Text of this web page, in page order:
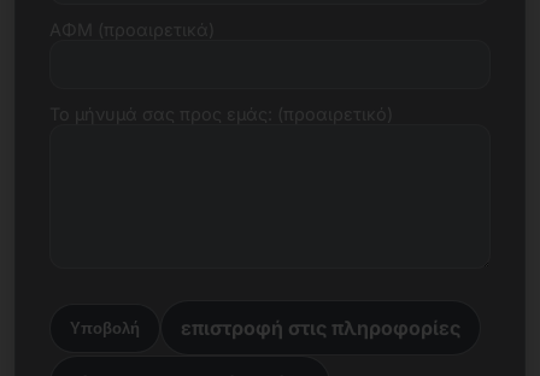
Υποβολή επιστροφή στις πληροφορίες